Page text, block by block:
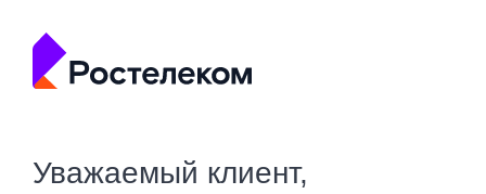
Уважаемый клиент,